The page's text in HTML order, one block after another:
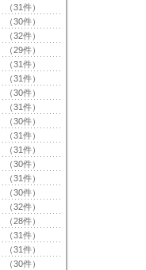
（31件）
（30件）
（32件）
（29件）
（31件）
（31件）
（30件）
（31件）
（30件）
（31件）
（31件）
（30件）
（31件）
（30件）
（32件）
（28件）
（31件）
（31件）
（30件）